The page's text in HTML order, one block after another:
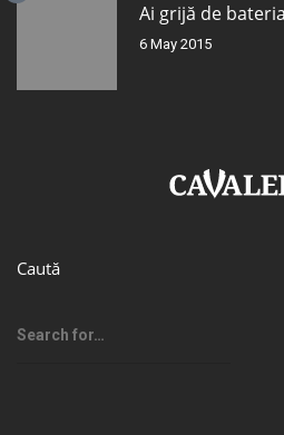
Ai grijă de
6 May 2015
Caută